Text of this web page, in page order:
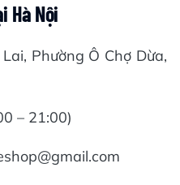
Hà Nội
Phường Ô Chợ Dừa,
– 21:00)